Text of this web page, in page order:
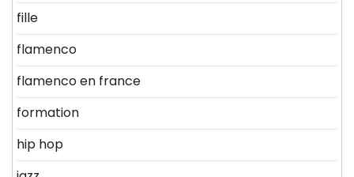
fille
flamenco
flamenco en france
formation
hip hop